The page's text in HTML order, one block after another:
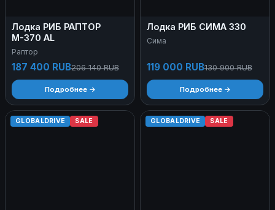
Лодка РИБ РАПТОР
М-370 AL
Раптор
187 400 RUB206 140 RUB
Подробнее →
Лодка РИБ СИМА 330
Сима
119 000 RUB130 900 RUB
Подробнее →
GLOBALDRIVE SALE GLOBALDRIVE SALE